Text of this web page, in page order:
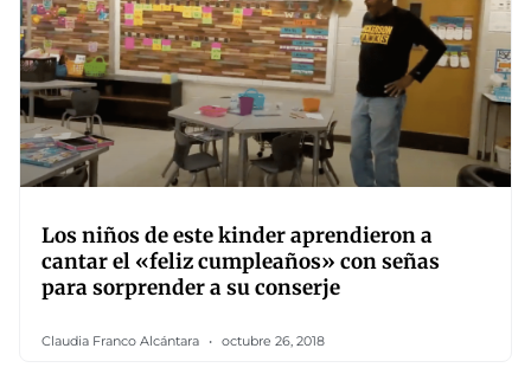
Los niños de este kinder aprendieron a
cantar el «feliz cumpleaños» con señas
para sorprender a su conserje
Claudia Franco Alcántara octubre 26, 2018